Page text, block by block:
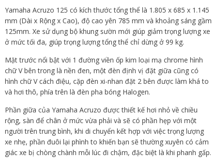
Yamaha Acruzo 125 có kích thước tổng thể là 1.805 x 685 x 1.145
mm (Dài x Rộng x Cao), độ cao yên 785 mm và khoảng sáng gầm
125mm. Xe sử dụng bộ khung sườn mới giúp giảm trọng lượng xe
ở mức tối đa, giúp trọng lượng tổng thể chỉ dừng ở 99 kg.
Mặt trước nổi bật với 1 đường viền ốp kim loại mạ chrome hình
chữ V bên trong là nền đen, một đèn định vị đặt giữa cũng có
hình chữ V cách điệu, cặp đèn xi-nhan đặt 2 bên được làm khá to
và hơi thô, phía trên là đèn pha bóng Halogen.
Phần giữa của Yamaha Acruzo được thiết kế hơi nhỏ về chiều
rộng, sàn để chân ở mức vừa phải và sẽ có phần hẹp với một
người trên trung bình, khi di chuyển kết hợp với việc trọng lượng
xe nhẹ, phần đuôi lại phình to khiến bạn sẽ thường xuyên có cảm
giác xe bị chòng chành mỗi lúc đi chậm, đặc biệt là khi phanh gấp.